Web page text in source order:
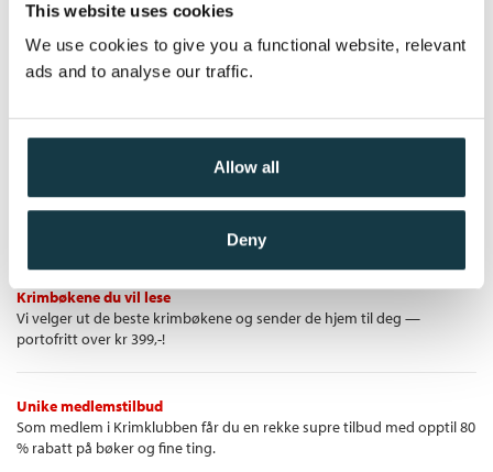
This website uses cookies
We use cookies to give you a functional website, relevant
ads and to analyse our traffic.
Allow all
Deny
Originaltittel:
Offrens offer
Bo Svernström
Ebok
Pris 249,–
Krimklubben - de beste krimbøkene!
Krimbøkene du vil lese
Vi velger ut de beste krimbøkene og sender de hjem til deg —
portofritt over kr 399,-!
Unike medlemstilbud
Som medlem i Krimklubben får du en rekke supre tilbud med opptil 80
% rabatt på bøker og fine ting.